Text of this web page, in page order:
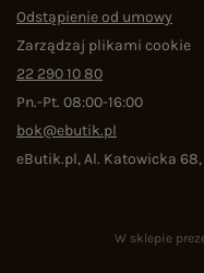
Odstąpienie od umowy
Zarządzaj plikami cookie
22 290 10 80
Pn.-Pt. 08:00-16:00
bok@ebutik.pl
eButik.pl,Al. Katowicka 68,
W sklepie